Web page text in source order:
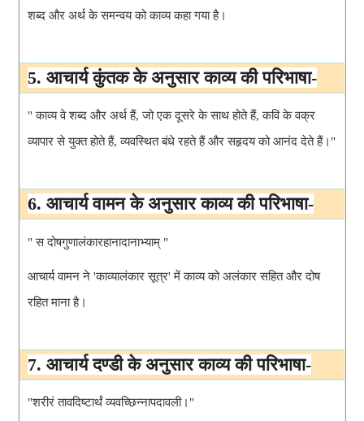
शब्द और अर्थ के समन्वय को काव्य कहा गया है।
5. आचार्य कुंतक के अनुसार काव्य की परिभाषा-
" काव्य वे शब्द और अर्थ हैं, जो एक दूसरे के साथ होते हैं, कवि के वक्र
व्यापार से युक्त होते हैं, व्यवस्थित बंधे रहते हैं और सहृदय को आनंद देते हैं।"
6. आचार्य वामन के अनुसार काव्य की परिभाषा-
" स दोषगुणालंकारहानादानाभ्याम् "
आचार्य वामन ने 'काव्यालंकार सूत्र' में काव्य को अलंकार सहित और दोष
रहित माना है।
7. आचार्य दण्डी के अनुसार काव्य की परिभाषा-
"शरीरं तावदिष्टार्थं व्यवच्छिन्नापदावली।"